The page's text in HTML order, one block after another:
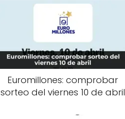
Euromillones: comprobar
sorteo del viernes 10 de abril